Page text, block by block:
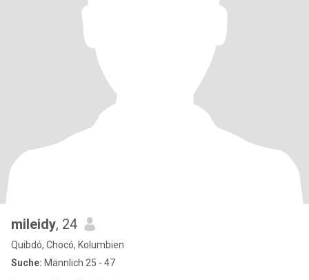
mileidy, 24
Quibdó, Chocó, Kolumbien
Suche: Männlich 25 - 47